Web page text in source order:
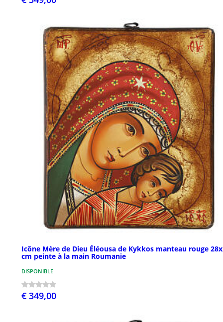
Icône Mère de Dieu Éléousa de Kykkos manteau rouge
cm peinte à la main Roumanie
DISPONIBLE
€ 349,00